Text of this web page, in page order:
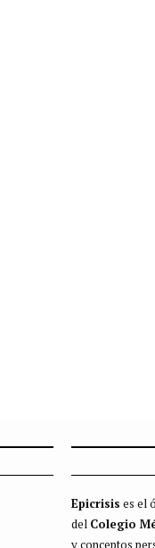
Epicrisis es el
del Colegio
y conceptos